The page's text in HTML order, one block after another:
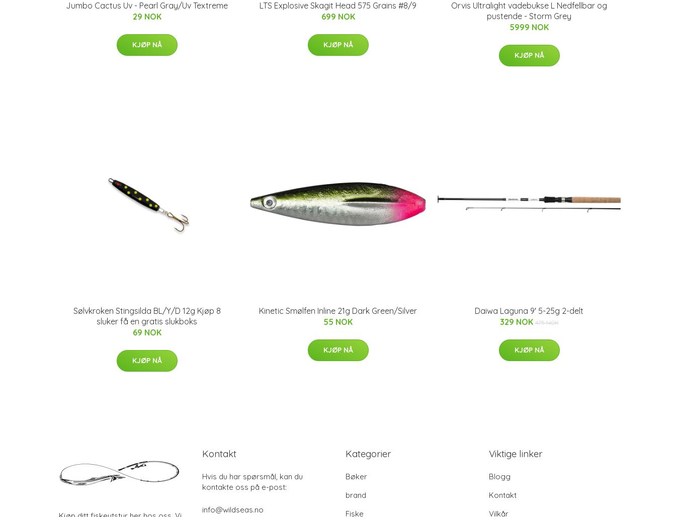
Jumbo Cactus Uv - Pearl Gray/Uv Textreme
29 NOK
KJØP NÅ
LTS Explosive Skagit Head 575 Grains #8/9
699 NOK
KJØP NÅ
Orvis Ultralight vadebukse L Nedfellbar og
pustende - Storm Grey
5999 NOK
KJØP NÅ
Sølvkroken Stingsilda BL/Y/D 12g Kjøp 8
sluker få en gratis slukboks
69 NOK
KJØP NÅ
Kinetic Smølfen Inline 21g Dark Green/Silver
55 NOK
KJØP NÅ
Daiwa Laguna 9' 5-25g 2-delt
329 NOK 475 NOK
KJØP NÅ
Kontakt
Hvis du har spørsmål, kan du
kontakte oss på e-post:
info@wildseas.no
Kategorier
Bøker
brand
Fiske
Viktige linker
Blogg
Kontakt
Vilkår